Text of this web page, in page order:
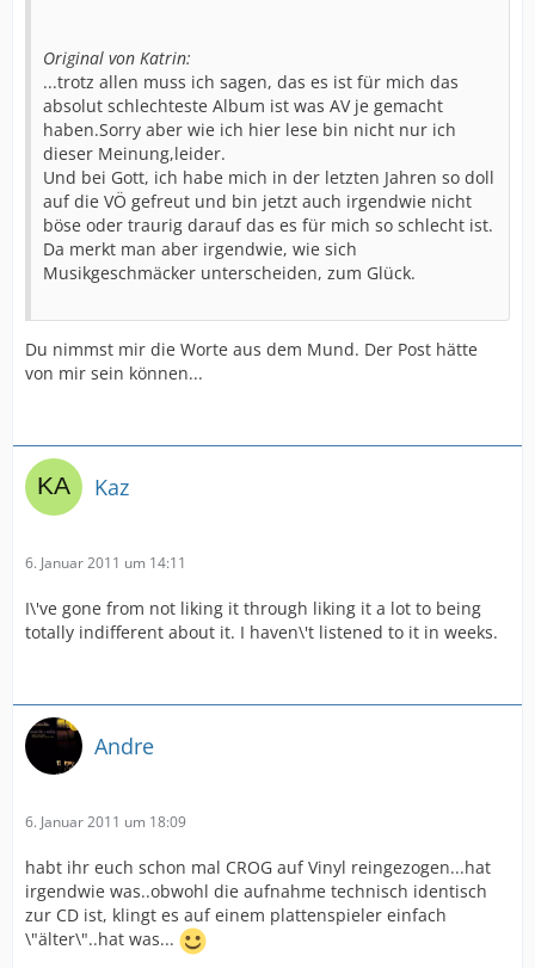
Original von Katrin:
...trotz allen muss ich sagen, das es ist für mich das
absolut schlechteste Album ist was AV je gemacht
haben.Sorry aber wie ich hier lese bin nicht nur ich
dieser Meinung,leider.
Und bei Gott, ich habe mich in der letzten Jahren so doll
auf die VÖ gefreut und bin jetzt auch irgendwie nicht
böse oder traurig darauf das es für mich so schlecht ist.
Da merkt man aber irgendwie, wie sich
Musikgeschmäcker unterscheiden, zum Glück.
Du nimmst mir die Worte aus dem Mund. Der Post hätte
von mir sein können...
Kaz
6. Januar 2011 um 14:11
I\'ve gone from not liking it through liking it a lot to being
totally indifferent about it. I haven\'t listened to it in weeks.
Andre
6. Januar 2011 um 18:09
habt ihr euch schon mal CROG auf Vinyl reingezogen...hat
irgendwie was..obwohl die aufnahme technisch identisch
zur CD ist, klingt es auf einem plattenspieler einfach
\"älter\"..hat was...